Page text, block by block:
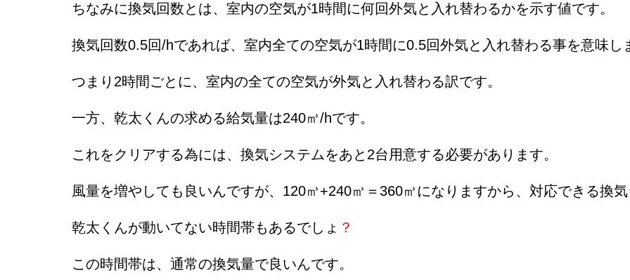
ちなみに換気回数とは、室内の空気が1時間に何回外気と入れ替わるかを示す値です。
換気回数0.5回/hであれば、室内全ての空気が1時間に0.5回外気と入れ替わる事を意味し
つまり2時間ごとに、室内の全ての空気が外気と入れ替わる訳です。
一方、乾太くんの求める給気量は240㎥/hです。
これをクリアする為には、換気システムをあと2台用意する必要があります。
風量を増やしても良いんですが、120㎥+240㎥＝360㎥になりますから、対応できる換
乾太くんが動いてない時間帯もあるでしょ ？
この時間帯は、通常の換気量で良いんです。